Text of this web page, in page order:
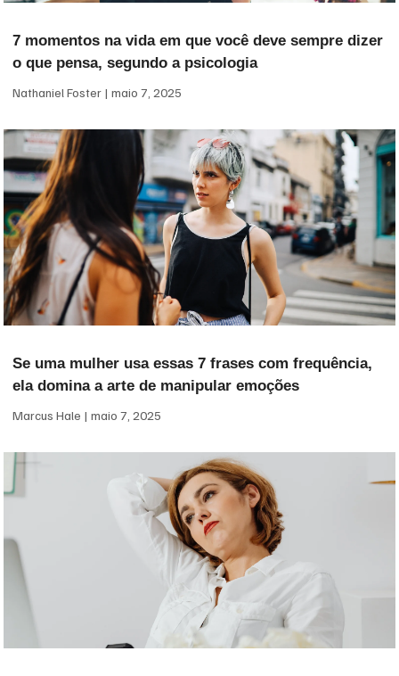
7 momentos na vida em que você deve sempre dizer
o que pensa, segundo a psicologia
Nathaniel Foster maio 7, 2025
Se uma mulher usa essas 7 frases com frequência,
ela domina a arte de manipular emoções
Marcus Hale maio 7, 2025